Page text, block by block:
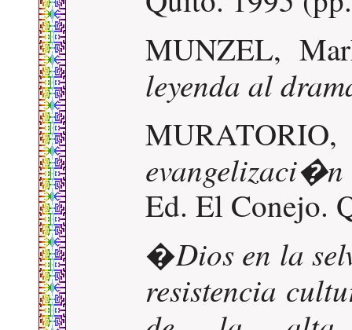
MUNZEL,
leyenda al
Ed. El Conejo.
�Dios en la
resistencia